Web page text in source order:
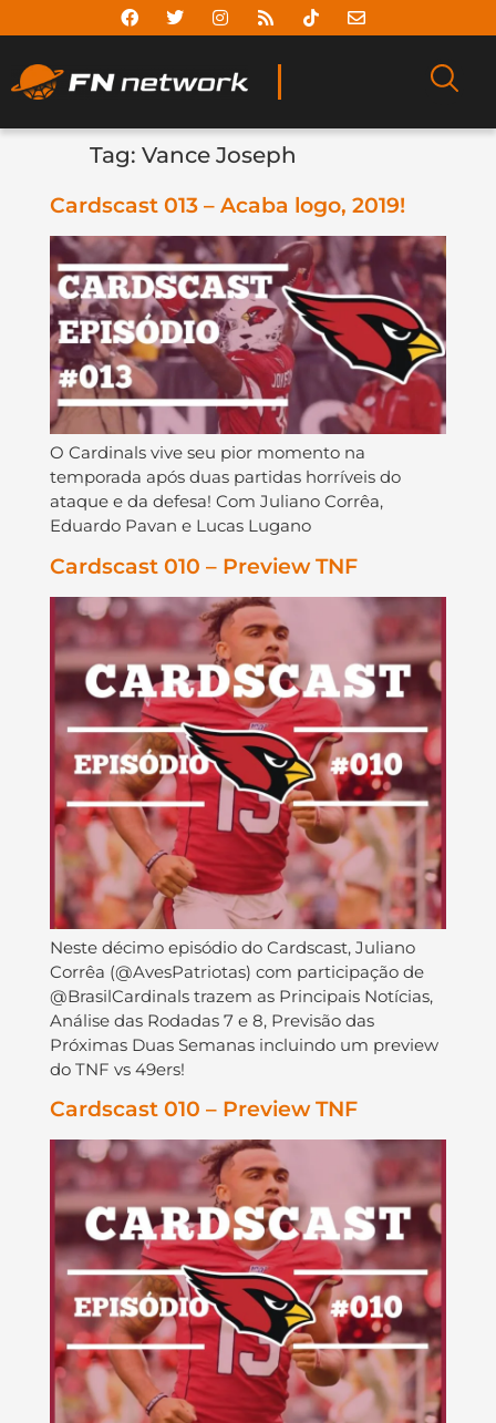
Tag: Vance Joseph
Cardscast 013 – Acaba logo, 2019!
O Cardinals vive seu pior momento na
temporada após duas partidas horríveis do
ataque e da defesa! Com Juliano Corrêa,
Eduardo Pavan e Lucas Lugano
Cardscast 010 – Preview TNF
Neste décimo episódio do Cardscast, Juliano
Corrêa (@AvesPatriotas) com participação de
@BrasilCardinals trazem as Principais Notícias,
Análise das Rodadas 7 e 8, Previsão das
Próximas Duas Semanas incluindo um preview
do TNF vs 49ers!
Cardscast 010 – Preview TNF